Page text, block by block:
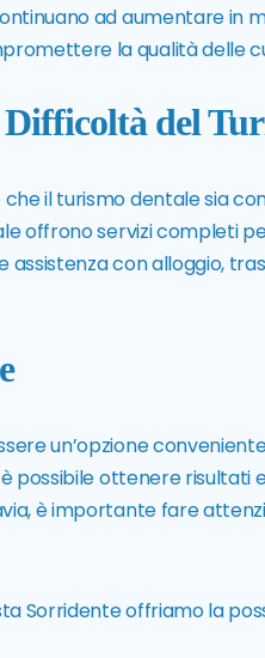
ad aumentare in
la qualità delle
Difficoltà del
il turismo dentale sia
offrono servizi completi
assistenza con alloggio,
un’opzione
possibile ottenere
è importante fare
Sorridenteoffriamo la